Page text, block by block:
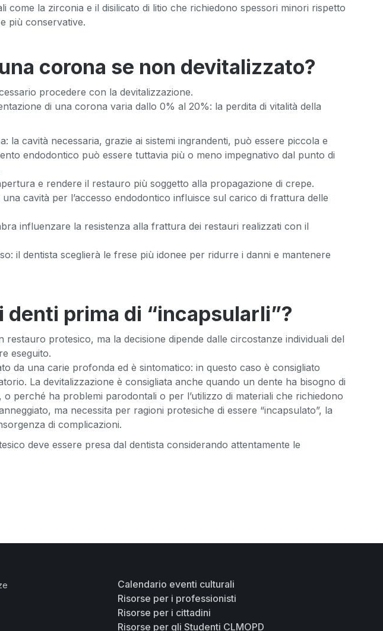
come la zirconia e il disilicato di litio che richiedono spessori minori rispetto
più conservative.
corona se non devitalizzato?
procedere con la devitalizzazione.
di una corona varia dallo 0% al 20%: la perdita di vitalità della
cavità necessaria, grazie ai sistemi ingrandenti, può essere piccola e
endodontico può essere tuttavia più o meno impegnativo dal punto di
e rendere il restauro più soggetto alla propagazione di crepe.
cavità per l’accesso endodontico influisce sul carico di frattura delle
influenzare la resistenza alla frattura dei restauri realizzati con il
il dentista sceglierà le frese più idonee per ridurre i danni e mantenere
prima di “incapsularli”?
protesico, ma la decisione dipende dalle circostanze individuali del
eseguito.
da una carie profonda ed è sintomatico: in questo caso è consigliato
La devitalizzazione è consigliata anche quando un dente ha bisogno di
perché ha problemi parodontali o per l’utilizzo di materiali che richiedono
ma necessita per ragioni protesiche di essere “incapsulato”, la
di complicazioni.
deve essere presa dal dentista considerando attentamente le
Calendario eventi culturali
Risorse per i professionisti
Risorse per i cittadini
Risorse per gli Studenti CLMOPD